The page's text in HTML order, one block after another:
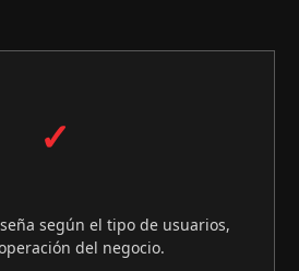
✓
según el tipo de usuarios,
del negocio.